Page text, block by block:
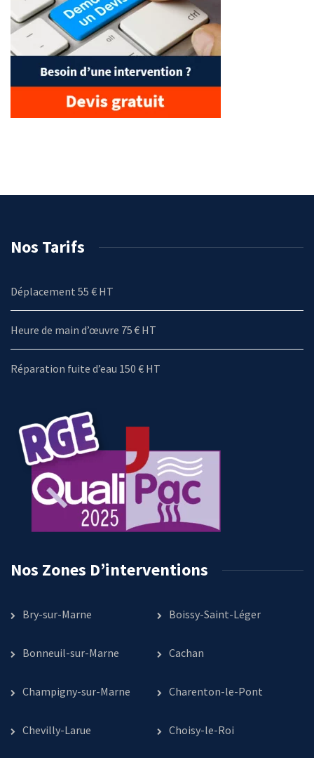
Nos Tarifs
Déplacement 55 € HT
Heure de main d’œuvre 75 € HT
Réparation fuite d’eau 150 € HT
Nos Zones D’interventions
Bry-sur-Marne Boissy-Saint-Léger
Bonneuil-sur-Marne Cachan
Champigny-sur-Marne Charenton-le-Pont
Chevilly-Larue Choisy-le-Roi